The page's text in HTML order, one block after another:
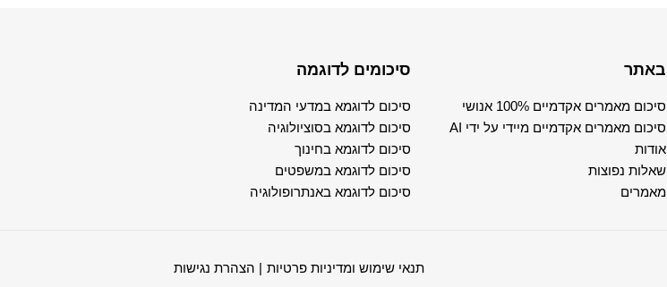
באתר
סיכום מאמרים אקדמיים 100% אנושי
סיכום מאמרים אקדמיים מיידי על ידי AI
אודות
שאלות נפוצות
מאמרים
סיכומים לדוגמה
סיכום לדוגמא במדעי המדינה
סיכום לדוגמא בסוציולוגיה
סיכום לדוגמא בחינוך
סיכום לדוגמא במשפטים
סיכום לדוגמא באנתרופולוגיה
תנאי שימוש ומדיניות פרטיות | הצהרת נגישות